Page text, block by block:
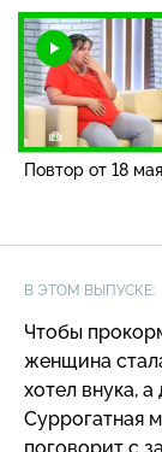
Повтор от 18
В ЭТОМ ВЫПУСКЕ:
Чтобы
женщина
хотел внука,
Суррогатная